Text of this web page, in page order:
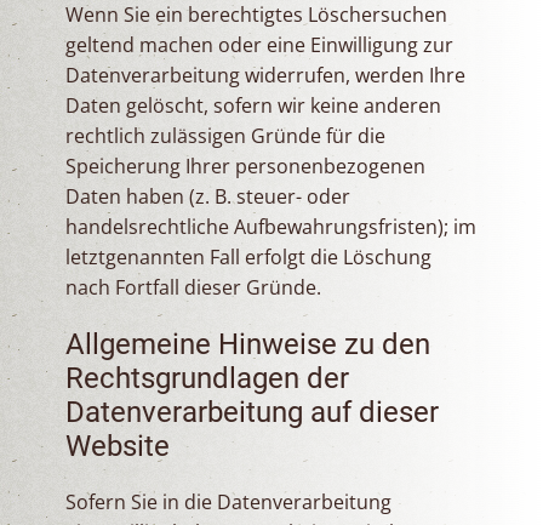
Wenn Sie ein berechtigtes Löschersuchen
geltend machen oder eine Einwilligung zur
Datenverarbeitung widerrufen, werden Ihre
Daten gelöscht, sofern wir keine anderen
rechtlich zulässigen Gründe für die
Speicherung Ihrer personenbezogenen
Daten haben (z. B. steuer- oder
handelsrechtliche Aufbewahrungsfristen); im
letztgenannten Fall erfolgt die Löschung
nach Fortfall dieser Gründe.
Allgemeine Hinweise zu den
Rechtsgrundlagen der
Datenverarbeitung auf dieser
Website
Sofern Sie in die Datenverarbeitung